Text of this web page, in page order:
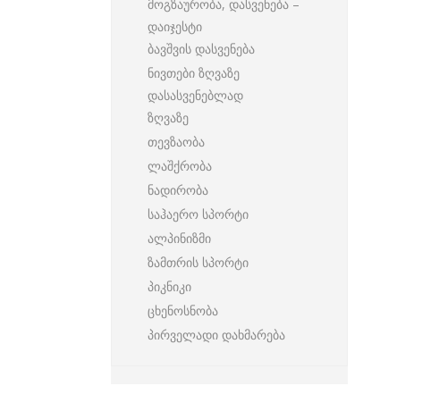
მოგზაურობა, დასვენება –
დაიჯესტი
ბავშვის დასვენება
ნივთები ზღვაზე
დასასვენებლად
ზღვაზე
თევზაობა
ლაშქრობა
ნადირობა
საჰაერო სპორტი
ალპინიზმი
ზამთრის სპორტი
პიკნიკი
ცხენოსნობა
პირველადი დახმარება